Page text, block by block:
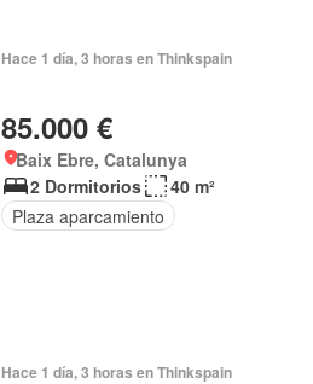
Hace 1 día, 3 horas en Thinkspain
85.000 €
Baix Ebre, Catalunya
2 Dormitorios
40 m²
Plaza aparcamiento
Hace 1 día, 3 horas en Thinkspain